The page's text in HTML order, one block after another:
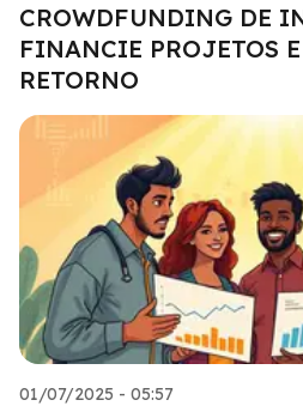
CROWDFUNDING DE
FINANCIE PROJETOS
RETORNO
01/07/2025 - 05:57